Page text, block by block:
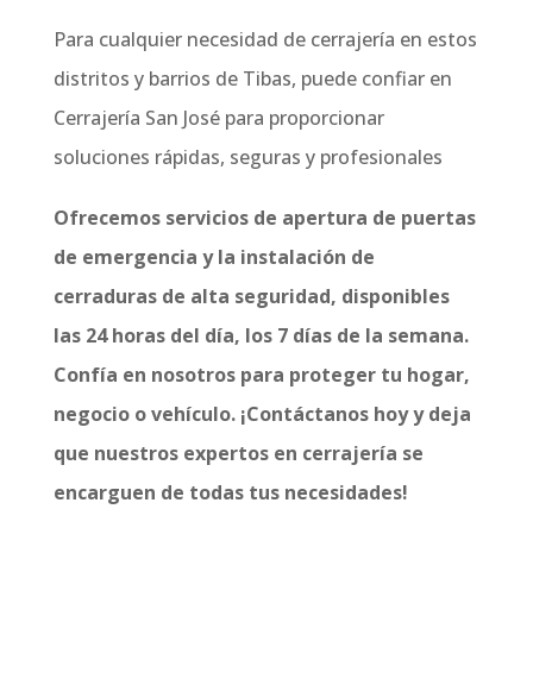
Para cualquier necesidad de cerrajería en estos
distritos y barrios de Tibas, puede confiar en
Cerrajería San José para proporcionar
soluciones rápidas, seguras y profesionales
Ofrecemos servicios de apertura de puertas
de emergencia y la instalación de
cerraduras de alta seguridad, disponibles
las 24 horas del día, los 7 días de la semana.
Confía en nosotros para proteger tu hogar,
negocio o vehículo. ¡Contáctanos hoy y deja
que nuestros expertos en cerrajería se
encarguen de todas tus necesidades!